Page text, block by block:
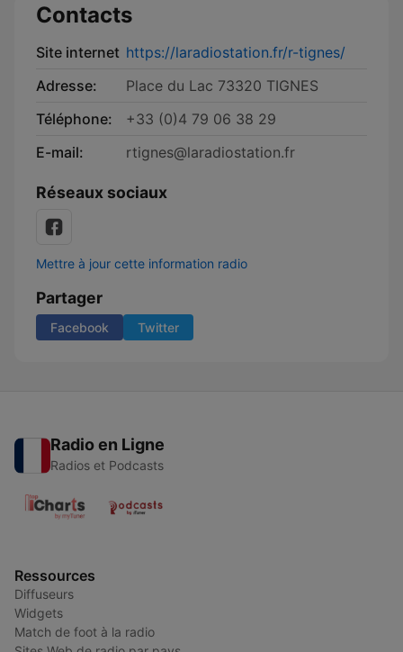
Contacts
Site internet https://laradiostation.fr/r-tignes/
Adresse:
Place du Lac 73320 TIGNES
Téléphone:
+33 (0)4 79 06 38 29
E-mail:
rtignes@laradiostation.fr
Réseaux sociaux
Mettre à jour cette information radio
Partager
Facebook Twitter
Radio en Ligne
Radios et Podcasts
Ressources
Diffuseurs
Widgets
Match de foot à la radio